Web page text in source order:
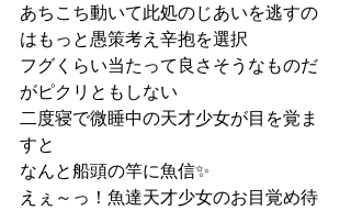
あちこち動いて此処のじあいを逃すの
はもっと愚策考え辛抱を選択
フグくらい当たって良さそうなものだ
がピクリともしない
二度寝で微睡中の天才少女が目を覚ま
すと
なんと船頭の竿に魚信✨
えぇ～っ！魚達天才少女のお目覚め待